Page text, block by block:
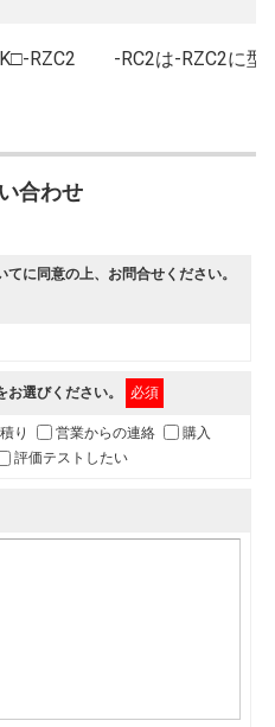
RZC2 -RC2は-RZC2に型
合わせ
てに同意の上、お問合せください。
選びください。 必須
り 営業からの連絡
購入
評価テストしたい